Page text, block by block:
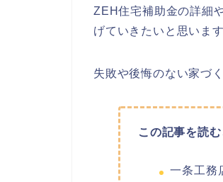
ZEH住宅補助金の詳細
げていきたいと思いま
失敗や後悔のない家づ
この記事を読
一条工務